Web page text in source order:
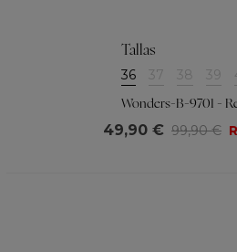
Tallas
36 37 38 39
Wonders-B-9701 -
49,90 € 99,90 €